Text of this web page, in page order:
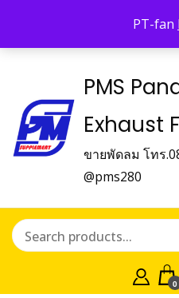
PT-fan
PMS
Exhaust
ขายพัดลม โทร
@pms280
0